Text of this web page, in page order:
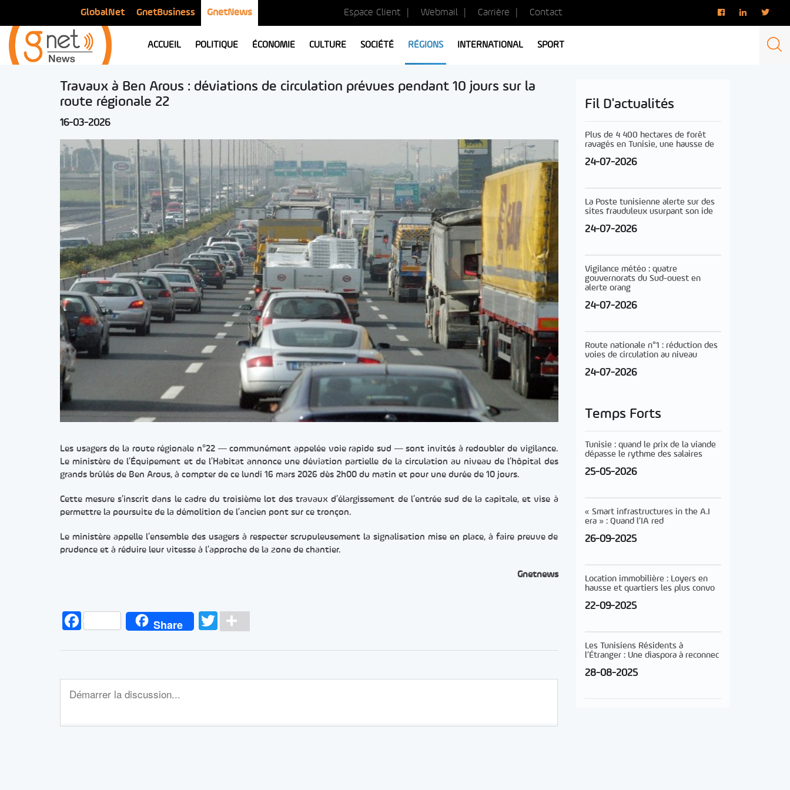
GlobalNet GnetBusiness GnetNews Espace Client Webmail Carrière Contact
ACCUEIL POLITIQUE ÉCONOMIE CULTURE SOCIÉTÉ RÉGIONS INTERNATIONAL SPORT
Travaux à Ben Arous : déviations de circulation prévues pendant 10 jours sur la
route régionale 22
16-03-2026
Les usagers de la route régionale n°22 — communément appelée voie rapide sud — sont invités à redoubler de vigilance.
Le ministère de l’Équipement et de l’Habitat annonce une déviation partielle de la circulation au niveau de l’hôpital des
grands brûlés de Ben Arous, à compter de ce lundi 16 mars 2026 dès 2h00 du matin et pour une durée de 10 jours.
Cette mesure s’inscrit dans le cadre du troisième lot des travaux d’élargissement de l’entrée sud de la capitale, et vise à
permettre la poursuite de la démolition de l’ancien pont sur ce tronçon.
Le ministère appelle l’ensemble des usagers à respecter scrupuleusement la signalisation mise en place, à faire preuve de
prudence et à réduire leur vitesse à l’approche de la zone de chantier.
Gnetnews
FacebookShare TwitterPartager
Fil D'actualités
Plus de 4 400 hectares de forêt
ravagés en Tunisie, une hausse de
24-07-2026
La Poste tunisienne alerte sur des
sites frauduleux usurpant son ide
24-07-2026
Vigilance météo : quatre
gouvernorats du Sud-ouest en
alerte orang
24-07-2026
Route nationale n°1 : réduction des
voies de circulation au niveau
24-07-2026
Temps Forts
Tunisie : quand le prix de la viande
dépasse le rythme des salaires
25-05-2026
« Smart infrastructures in the A.I
era » : Quand l’IA red
26-09-2025
Location immobilière : Loyers en
hausse et quartiers les plus convo
22-09-2025
Les Tunisiens Résidents à
l’Étranger : Une diaspora à reconnec
28-08-2025